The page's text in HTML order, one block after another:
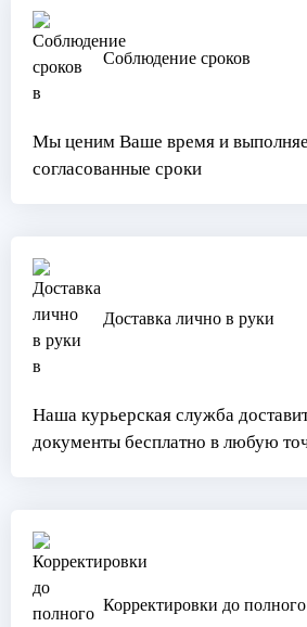
Соблюдение сроков
Мы ценим Ваше время и
согласованные сроки
Доставка лично в руки
Наша курьерская служба
документы бесплатно в любую
Корректировки до